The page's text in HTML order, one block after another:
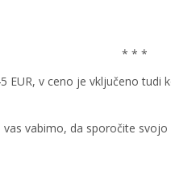
* * *
EUR, v ceno je vključeno
vabimo, da sporočite